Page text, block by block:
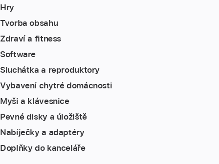
Hry
Tvorba obsahu
Zdraví a fitness
Software
Sluchátka a reproduktory
Vybavení chytré domácnosti
Myši a klávesnice
Pevné disky a úložiště
Nabíječky a adaptéry
Doplňky do kanceláře